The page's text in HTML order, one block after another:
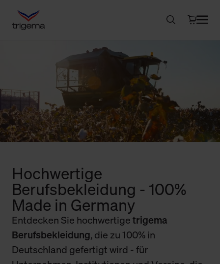
Hochwertige
Berufsbekleidung - 100%
Made in Germany
Entdecken Sie hochwertigetrigema
Berufsbekleidung, die zu 100% in
Deutschland gefertigt wird - für